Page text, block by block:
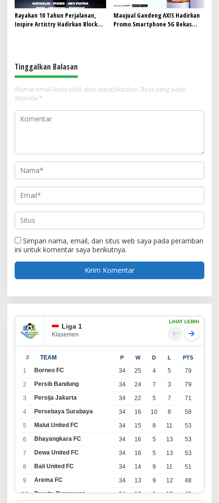
Rayakan 10 Tahun Perjalanan,
Inspire Artistry Hadirkan Block
Maujual Gandeng AXIS Hadirkan
Promo Smartphone 5G Bekas
Tinggalkan Balasan
Alamat email Anda tidak akan dipublikasikan. Ruas yang wajib
ditandai *
Simpan nama, email, dan situs web saya pada peramban
ini untuk komentar saya berikutnya.
Liga 1
Klasemen
LIHAT LEBIH
# TEAM P W D L PTS
1 Borneo FC 34 25 4 5
79
2
Persib Bandung 34 24 7 3
79
3
Persija Jakarta 34 22 5 7
71
4
Persebaya Surabaya 34 16 10 8
58
5
Malut United FC 34 15 8 11
53
6
Bhayangkara FC 34 16 5 13
53
7
Dewa United FC 34 16 5 13
53
8
Bali United FC 34 14 9 11
51
9
Arema FC 34 13 9 12
48
10
Persita Tangerang 34 13 6 15 45